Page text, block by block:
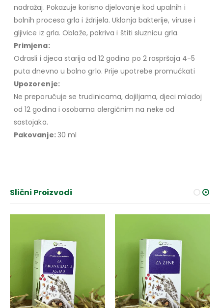
nadražaj. Pokazuje korisno djelovanje kod upalnih i
bolnih procesa grla i ždrijela. Uklanja bakterije, viruse i
gljivice iz grla. Oblaže, pokriva i štiti sluznicu grla.
Primjena:
Odrasli i djeca starija od 12 godina po 2 raspršaja 4-5
puta dnevno u bolno grlo. Prije upotrebe promućkati
Upozorenje:
Ne preporučuje se trudinicama, dojiljama, djeci mlađoj
od 12 godina i osobama alergičnim na neke od
sastojaka.
Pakovanje:30 ml
Slični Proizvodi